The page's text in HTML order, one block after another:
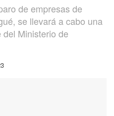
de empresas de
se llevará a cabo una
Ministerio de